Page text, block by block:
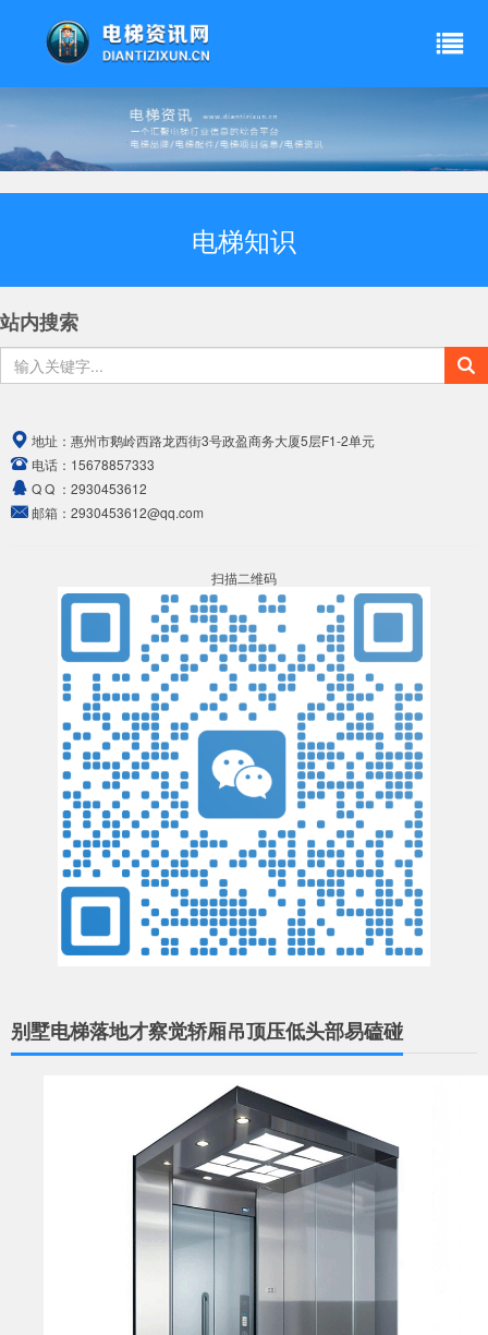
电梯知识
站内搜索
地址： 惠州市鹅岭西路龙西街3号政盈商务大厦5层F1-2单元
电话： 15678857333
Q Q ： 2930453612
邮箱： 2930453612@qq.com
扫描二维码
别墅电梯落地才察觉轿厢吊顶压低头部易磕碰